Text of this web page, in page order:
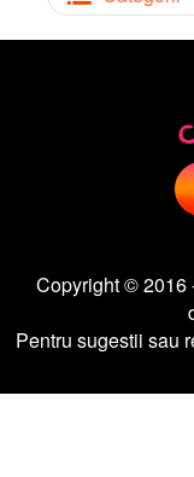
Copyright © 2016
Pentru sugestii sau